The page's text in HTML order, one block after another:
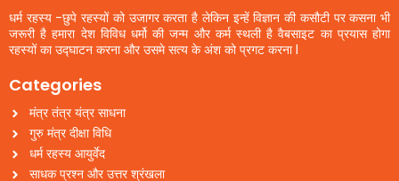
धर्म रहस्य -छुपे रहस्यों को उजागर करता है लेकिन इन्हें विज्ञान की कसौटी पर कसना भी
जरूरी है हमारा देश विविध धर्मो की जन्म और कर्म स्थली है वैबसाइट का प्रयास होगा
रहस्यों का उद्घाटन करना और उसमे सत्य के अंश को प्रगट करना l
Categories
मंत्र तंत्र यंत्र साधना
गुरु मंत्र दीक्षा विधि
धर्म रहस्य आयुर्वेद
साधक प्रश्न और उत्तर श्रंखला